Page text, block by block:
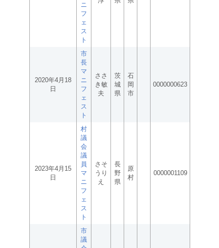
ニ
フ
ェ
ス
ト
2020年4月18
日
市
長
マ
ニ
フ
ェ
ス
ト
ささ
き敏
夫
茨
城
県
石
岡
市
0000000623
2023年4月15
日
村
議
会
議
員
マ
ニ
フ
ェ
ス
ト
さそ
うり
え
長
野
県
原
村
0000001109
市
議